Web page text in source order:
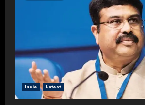
India Latest